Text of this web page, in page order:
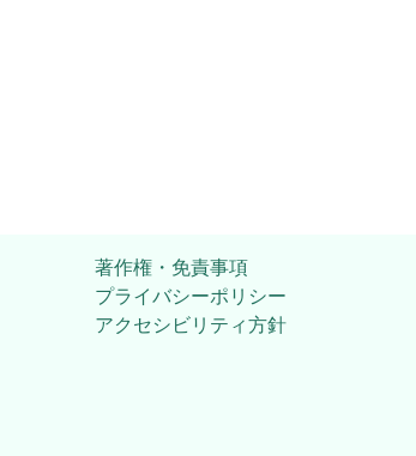
著作権・免責事項
プライバシーポリシー
アクセシビリティ方針